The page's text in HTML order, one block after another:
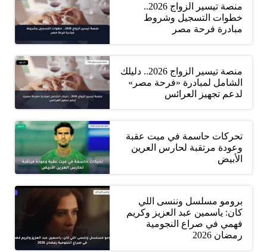
منصة تيسير الزواج 2026..
خطوات التسجيل وشروط
مبادرة فرحة مصر
منصة تيسير الزواج 2026.. دليلك
الشامل لمبادرة «فرحة مصر»
لدعم تجهيز العرائس
تحركات حاسمة في ميت عقبة
وعودة مرتقبة لحارس العرين
الأبيض
برومو مسلسل وننسى اللي
كان: ياسمين عبد العزيز وكريم
فهمي في صراع النجومية
رمضان 2026